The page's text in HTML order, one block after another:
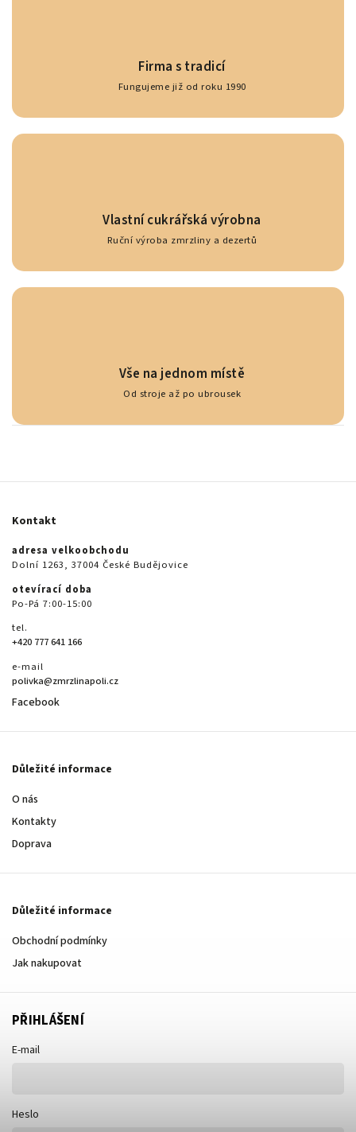
Firma s tradicí
Fungujeme již od roku 1990
Vlastní cukrářská výrobna
Ruční výroba zmrzliny a dezertů
Vše na jednom místě
Od stroje až po ubrousek
Kontakt
adresa velkoobchodu
Dolní 1263, 37004 České Budějovice
otevírací doba
Po-Pá 7:00-15:00
tel.
+420 777 641 166
e-mail
polivka@zmrzlinapoli.cz
Facebook
Důležité informace
O nás
Kontakty
Doprava
Důležité informace
Obchodní podmínky
Jak nakupovat
PŘIHLÁŠENÍ
E-mail
Heslo